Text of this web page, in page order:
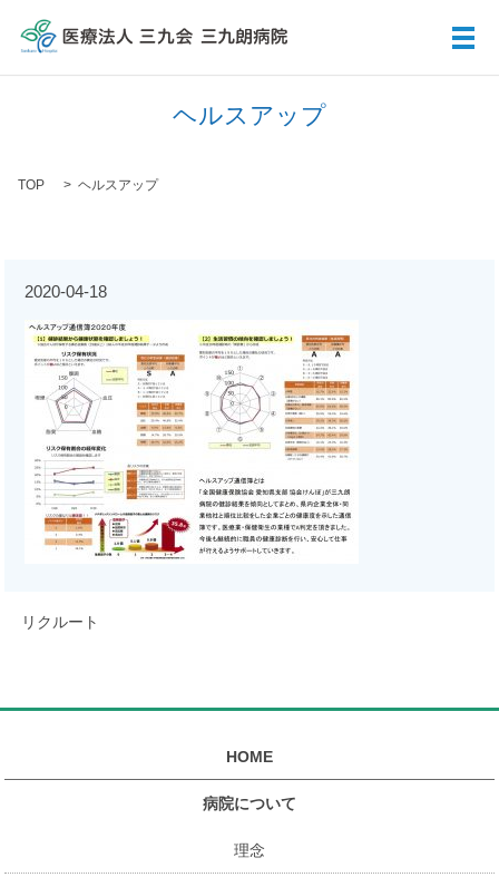
メ
ヘルスアップ
TOP ヘルスアップ
2020-04-18
リクルート
HOME
病院について
理念